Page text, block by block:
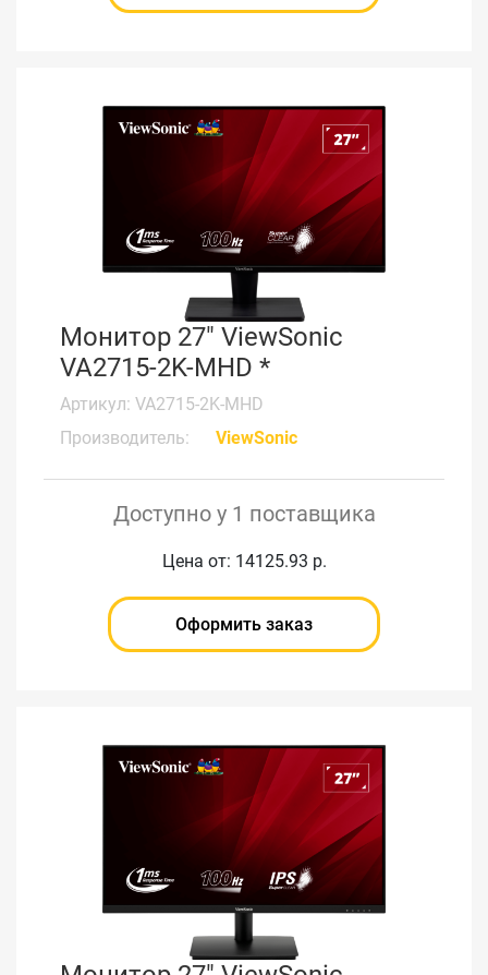
Монитор 27" ViewSonic
VA2715-2K-MHD *
Артикул: VA2715-2K-MHD
Производитель:
ViewSonic
Доступно у 1 поставщика
Цена от: 14125.93 р.
Оформить заказ